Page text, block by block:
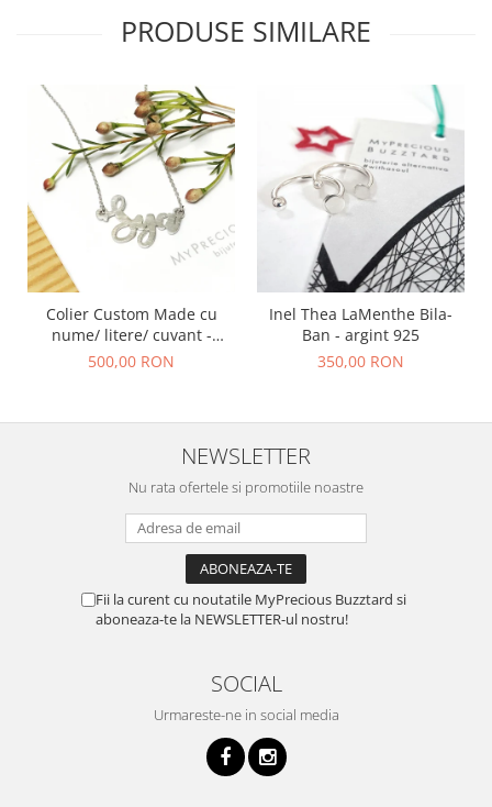
PRODUSE SIMILARE
Colier Custom Made cu
nume/ litere/ cuvant -
argint 925
500,00 RON
Inel Thea LaMenthe Bila-
Ban - argint 925
350,00 RON
NEWSLETTER
Nu rata ofertele si promotiile noastre
Fii la curent cu noutatile MyPrecious Buzztard si
aboneaza-te la NEWSLETTER-ul nostru!
SOCIAL
Urmareste-ne in social media